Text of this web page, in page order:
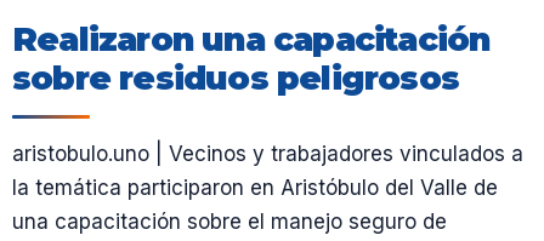
Realizaron una capacitación
sobre residuos peligrosos
aristobulo.uno | Vecinos y trabajadores vinculados a
la temática participaron en Aristóbulo del Valle de
una capacitación sobre el manejo seguro de